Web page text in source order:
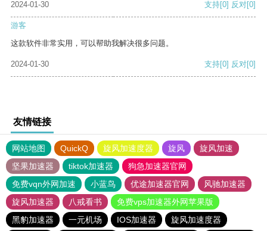
2024-01-30 支持[0] 反对[0]
游客
这款软件非常实用，可以帮助我解决很多问题。
2024-01-30 支持[0] 反对[0]
友情链接
网站地图 QuickQ 旋风加速度器 旋风
旋风加速
坚果加速器
tiktok加速器
狗急加速器官网
免费vqn外网加速
小蓝鸟 优途加速器官网
风驰加速器
旋风加速器
八戒看书
免费vps加速器外网苹果版
黑豹加速器
一元机场 IOS加速器
旋风加速度器